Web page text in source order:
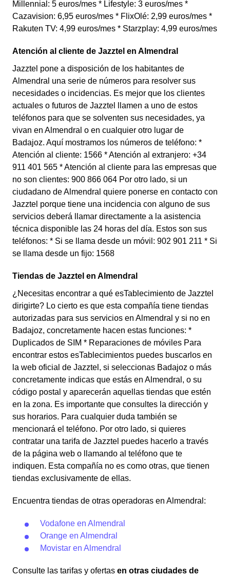
Millennial: 5 euros/mes * Lifestyle: 3 euros/mes *
Cazavision: 6,95 euros/mes * FlixOlé: 2,99 euros/mes *
Rakuten TV: 4,99 euros/mes * Starzplay: 4,99 euros/mes
Atención al cliente de Jazztel en Almendral
Jazztel pone a disposición de los habitantes de
Almendral una serie de números para resolver sus
necesidades o incidencias. Es mejor que los clientes
actuales o futuros de Jazztel llamen a uno de estos
teléfonos para que se solventen sus necesidades, ya
vivan en Almendral o en cualquier otro lugar de
Badajoz. Aquí mostramos los números de teléfono: *
Atención al cliente: 1566 * Atención al extranjero: +34
911 401 565 * Atención al cliente para las empresas que
no son clientes: 900 866 064 Por otro lado, si un
ciudadano de Almendral quiere ponerse en contacto con
Jazztel porque tiene una incidencia con alguno de sus
servicios deberá llamar directamente a la asistencia
técnica disponible las 24 horas del día. Estos son sus
teléfonos: * Si se llama desde un móvil: 902 901 211 * Si
se llama desde un fijo: 1568
Tiendas de Jazztel en Almendral
¿Necesitas encontrar a qué esTablecimiento de Jazztel
dirigirte? Lo cierto es que esta compañía tiene tiendas
autorizadas para sus servicios en Almendral y si no en
Badajoz, concretamente hacen estas funciones: *
Duplicados de SIM * Reparaciones de móviles Para
encontrar estos esTablecimientos puedes buscarlos en
la web oficial de Jazztel, si seleccionas Badajoz o más
concretamente indicas que estás en Almendral, o su
código postal y aparecerán aquellas tiendas que estén
en la zona. Es importante que consultes la dirección y
sus horarios. Para cualquier duda también se
mencionará el teléfono. Por otro lado, si quieres
contratar una tarifa de Jazztel puedes hacerlo a través
de la página web o llamando al teléfono que te
indiquen. Esta compañía no es como otras, que tienen
tiendas exclusivamente de ellas.
Encuentra tiendas de otras operadoras en Almendral:
Vodafone en Almendral
Orange en Almendral
Movistar en Almendral
Consulte las tarifas y ofertas en otras ciudades de